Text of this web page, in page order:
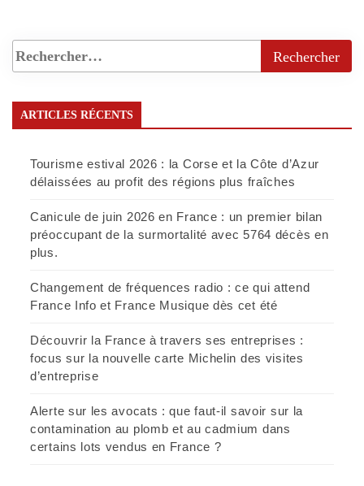
ARTICLES RÉCENTS
Tourisme estival 2026 : la Corse et la Côte d’Azur
délaissées au profit des régions plus fraîches
Canicule de juin 2026 en France : un premier bilan
préoccupant de la surmortalité avec 5764 décès en
plus.
Changement de fréquences radio : ce qui attend
France Info et France Musique dès cet été
Découvrir la France à travers ses entreprises :
focus sur la nouvelle carte Michelin des visites
d’entreprise
Alerte sur les avocats : que faut-il savoir sur la
contamination au plomb et au cadmium dans
certains lots vendus en France ?